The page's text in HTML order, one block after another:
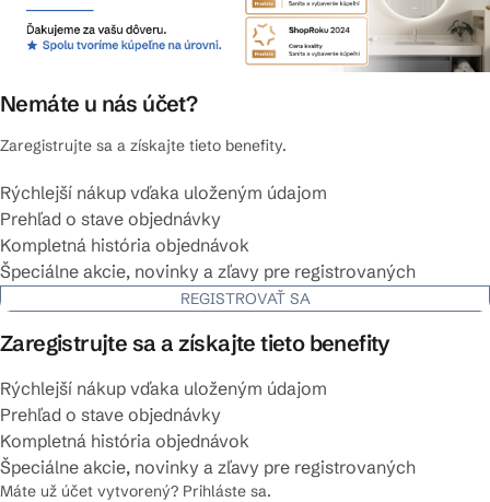
Nemáte u nás účet?
Zaregistrujte sa a získajte tieto benefity.
Rýchlejší nákup vďaka uloženým údajom
Prehľad o stave objednávky
Kompletná história objednávok
Špeciálne akcie, novinky a zľavy pre registrovaných
REGISTROVAŤ SA
Zaregistrujte sa a získajte tieto benefity
Rýchlejší nákup vďaka uloženým údajom
Prehľad o stave objednávky
Kompletná história objednávok
Špeciálne akcie, novinky a zľavy pre registrovaných
Máte už účet vytvorený? Prihláste sa.